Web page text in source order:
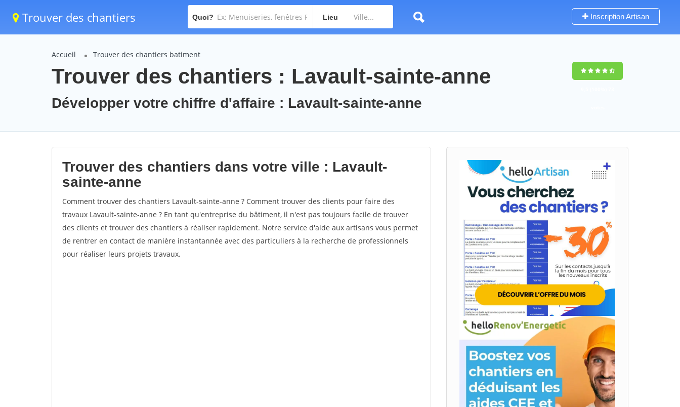
Trouver des chantiers Quoi? Lieu Inscription Artisan
Accueil Trouver des chantiers batiment
Trouver des chantiers : Lavault-sainte-anne
Développer votre chiffre d'affaire : Lavault-sainte-anne
Trouver des chantiers dans votre ville : Lavault-
sainte-anne
Comment trouver des chantiers Lavault-sainte-anne ? Comment trouver des clients pour faire des
travaux Lavault-sainte-anne ? En tant qu'entreprise du bâtiment, il n'est pas toujours facile de trouver
des clients et trouver des chantiers à réaliser rapidement. Notre service d'aide aux artisans vous permet
de rentrer en contact de manière instantannée avec des particuliers à la recherche de professionnels
pour réaliser leurs projets travaux.